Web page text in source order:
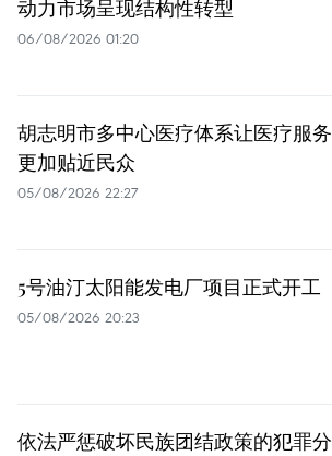
动力市场呈现结构性转型
06/08/2026 01:20
胡志明市多中心医疗体系让医疗服务
更加贴近民众
05/08/2026 22:27
5号油汀太阳能发电厂项目正式开工
05/08/2026 20:23
依法严惩破坏民族团结政策的犯罪分